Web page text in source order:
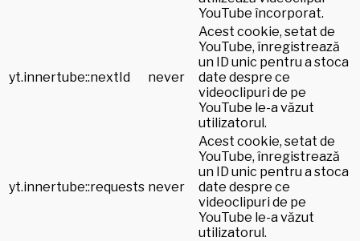
YouTube încorporat.
yt.innertube::nextId never
Acest cookie, setat de
YouTube, înregistrează
un ID unic pentru a stoca
date despre ce
videoclipuri de pe
YouTube le-a văzut
utilizatorul.
yt.innertube::requests never
Acest cookie, setat de
YouTube, înregistrează
un ID unic pentru a stoca
date despre ce
videoclipuri de pe
YouTube le-a văzut
utilizatorul.